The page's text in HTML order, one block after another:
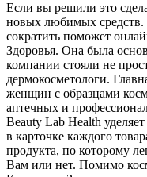
Если вы решили это
новых любимых средств.
сократить поможет
Здоровья. Она была
компании стояли не
дермокосметологи.
женщин с образцами
аптечных и
Beauty Lab Health
в карточке каждого
продукта, по которому
Вам или нет. Помимо